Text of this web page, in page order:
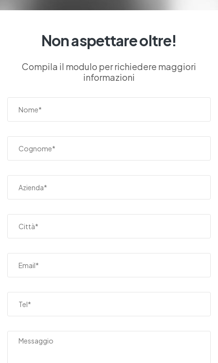
Non aspettare oltre!
Compila il modulo per richiedere maggiori
informazioni